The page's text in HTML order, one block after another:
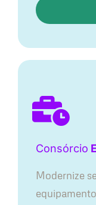
Consórcio
Modernize